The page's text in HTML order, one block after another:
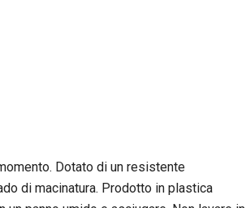
Dotato di un resistente
di macinatura. Prodotto in plastica